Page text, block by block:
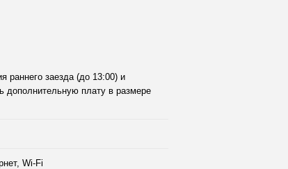
раннего заезда (до 13:00) и
дополнительную плату в размере
Wi-Fi